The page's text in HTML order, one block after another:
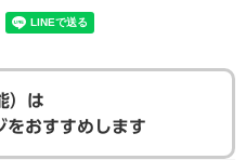
）は
をおすすめします